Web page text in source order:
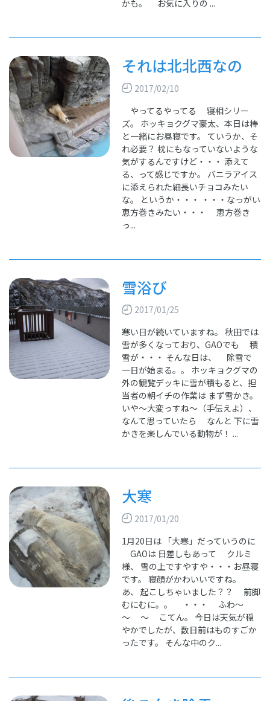
かも。 お気に入りの ...
それは北北西なの
2017/02/10
やってるやってる 寝相シリー
ズ。 ホッキョクグマ豪太、本日は棒
と一緒にお昼寝です。 ていうか、そ
れ必要？ 枕にもなっていないような
気がするんですけど・・・ 添えて
る、って感じですか。 バニラアイス
に添えられた細長いチョコみたい
な。 というか・・・ ・・・なっがい
恵方巻きみたい・・・ 恵方巻き
っ...
雪浴び
2017/01/25
寒い日が続いていますね。 秋田では
雪が多くなっており、GAOでも 積
雪が・・・ そんな日は、 除雪で
一日が始まる。。 ホッキョクグマの
外の観覧デッキに雪が積もると、担
当者の朝イチの作業は まず雪かき。
いや～大変っすね～（手伝えよ）、
なんて思っていたら なんと 下に雪
かきを楽しんでいる動物が！ ...
大寒
2017/01/20
1月20日は 「大寒」だっていうのに
GAOは 日差しもあって クルミ
様、 雪の上ですやすや・・・お昼寝
です。 寝顔がかわいいですね。
あ、 起こしちゃいました？？ 前脚
むにむに。。 ・・・ ふわ～
～ ～ こてん。 今日は天気が穏
やかでしたが、数日前はものすごか
ったです。 そんな中のク...